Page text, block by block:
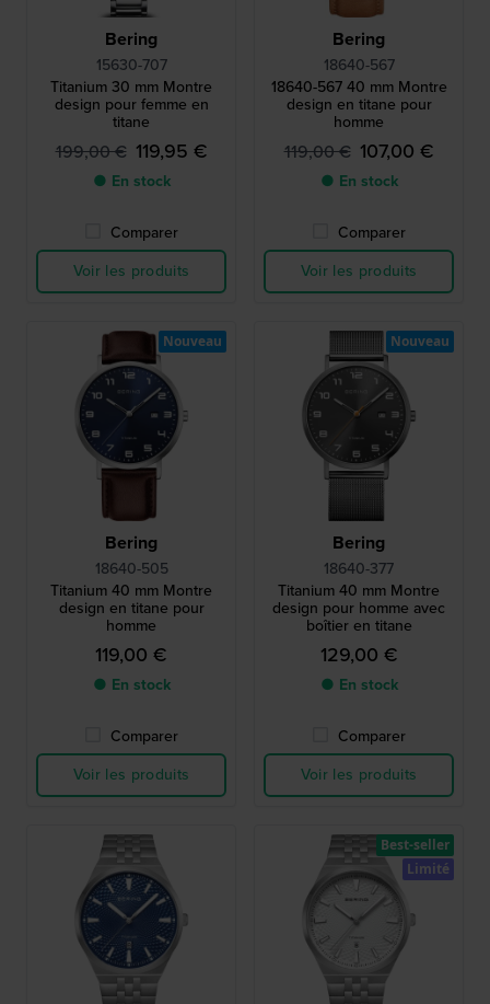
Bering
15630-707
Titanium 30 mm Montre
design pour femme en
titane
199,00 € 119,95 €
● En stock
Comparer
Voir les produits
Bering
18640-567
18640-567 40 mm Montre
design en titane pour
homme
119,00 € 107,00 €
● En stock
Comparer
Voir les produits
Bering
18640-505
Titanium 40 mm Montre
design en titane pour
homme
119,00 €
● En stock
Comparer
Voir les produits
Nouveau
Bering
18640-377
Titanium 40 mm Montre
design pour homme avec
boîtier en titane
129,00 €
● En stock
Comparer
Voir les produits
Nouveau
Best-seller
Limité